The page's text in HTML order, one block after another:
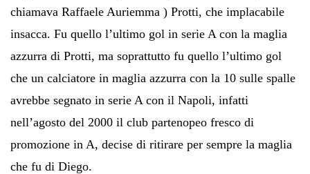
chiamava Raffaele Auriemma ) Protti, che implacabile
insacca. Fu quello l’ultimo gol in serie A con la maglia
azzurra di Protti, ma soprattutto fu quello l’ultimo gol
che un calciatore in maglia azzurra con la 10 sulle spalle
avrebbe segnato in serie A con il Napoli, infatti
nell’agosto del 2000 il club partenopeo fresco di
promozione in A, decise di ritirare per sempre la maglia
che fu di Diego.